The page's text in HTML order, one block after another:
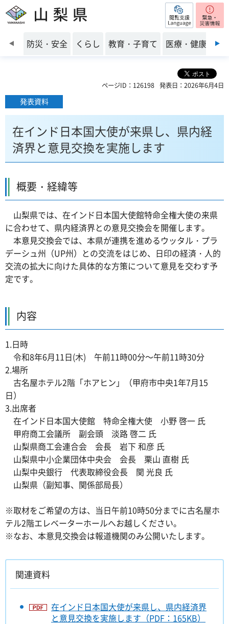
山梨県 閲覧支援
前のスライドを表示
防災・安全 くらし 教育・子育て 医療・健康・福
ページID：126198 発表日：2026年6月4日
発表資料
在インド日本国大使が来県し、県内経
済界と意見交換を実施します
概要・経緯等
山梨県では、在インド日本国大使館特命全権大使の来県
に合わせて、県内経済界との意見交換会を開催します。
本意見交換会では、本県が連携を進めるウッタル・プラ
デーシュ州（UP州）との交流をはじめ、日印の経済・人的
交流の拡大に向けた具体的な方策について意見を交わす予
定です。
内容
1.日時
令和8年6月11日(木) 午前11時00分～午前11時30分
2.場所
古名屋ホテル2階「ホアヒン」（甲府市中央1年7月15
日）
3.出席者
在インド日本国大使館 特命全権大使 小野 啓一 氏
甲府商工会議所 副会頭 淡路 啓二 氏
山梨県商工会連合会 会長 岩下 和彦 氏
山梨県中小企業団体中央会 会長 栗山 直樹 氏
山梨中央銀行 代表取締役会長 関 光良 氏
山梨県（副知事、関係部局長）
※取材をご希望の方は、当日午前10時50分までに古名屋ホ
テル2階エレベーターホールへお越しください。
※なお、本意見交換会は報道機関のみ公開いたします。
関連資料
在インド日本国大使が来県し、県内経済界
と意見交換を実施します（PDF：165KB）